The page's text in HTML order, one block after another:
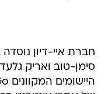
סימן-טוב ואריק